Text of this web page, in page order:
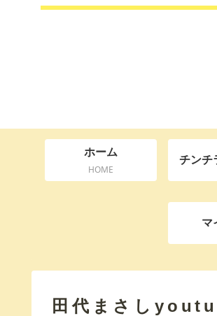
ホーム
HOME
チンチ
マ
田代まさし